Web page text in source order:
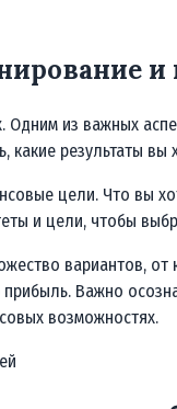
и
из важных
результаты
цели. Что вы
и цели, чтобы
вариантов,
Важно
возможностях.